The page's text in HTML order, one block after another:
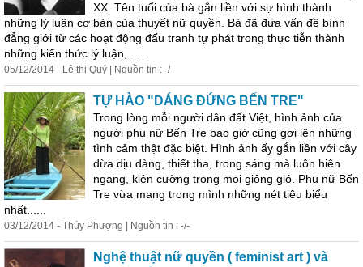
XX. Tên tuổi của bà gắn liền với sự hình thành
những lý luận cơ bản của thuyết nữ quyền. Bà đã đưa vấn đề bình
đẳng giới từ các hoạt động đấu tranh tự phát trong thực tiễn thành
những kiến thức lý luận,......
05/12/2014 - Lê thị Quý | Nguồn tin : -/-
TỰ HÀO "DÁNG ĐỨNG BẾN TRE"
Trong lòng mỗi người dân đất Việt, hình ảnh của
người phụ nữ Bến Tre bao giờ cũng gợi lên những
tình cảm thật đặc biệt. Hình ảnh ấy gắn liền với cây
dừa dịu dàng, thiết tha, trong sáng mà luôn hiên
ngang, kiên cường trong mọi giông gió. Phụ nữ Bến
Tre vừa mang trong mình những nét tiêu biểu
nhất......
03/12/2014 - Thúy Phượng | Nguồn tin : -/-
Nghệ thuật nữ quyền ( feminist art ) và